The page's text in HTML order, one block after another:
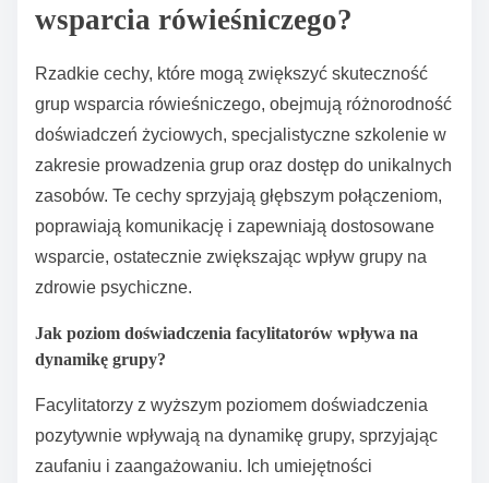
społecznościowe.
Jakie rzadkie cechy mogą
zwiększyć skuteczność grup
wsparcia rówieśniczego?
Rzadkie cechy, które mogą zwiększyć skuteczność